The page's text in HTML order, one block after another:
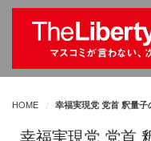
HOME 幸福実現党 党首 釈量子
幸福実現党 党首